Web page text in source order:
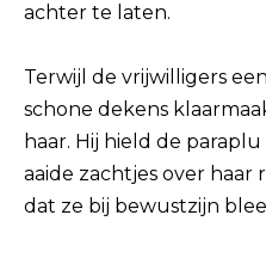
achter te laten.
Terwijl de vrijwilligers
schone dekens
haar. Hij hield de
aaide zachtjes over
dat ze bij bewustzijn